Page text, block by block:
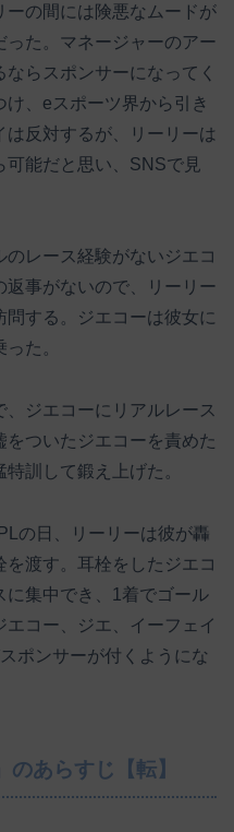
の間には険悪なムードが
た。マネージャーのアー
らスポンサーになってく
、eスポーツ界から引き
反対するが、リーリーは
能だと思い、SNSで見
のレース経験がないジエコ
事がないので、リーリー
する。ジエコーは彼女に
た。
ジエコーにリアルレース
ついたジエコーを責めた
訓して鍛え上げた。
の日、リーリーは彼が轟
渡す。耳栓をしたジエコ
に集中でき、1着でゴール
エコー、ジエ、イーフェイ
ポンサーが付くようにな
あらすじ【転】